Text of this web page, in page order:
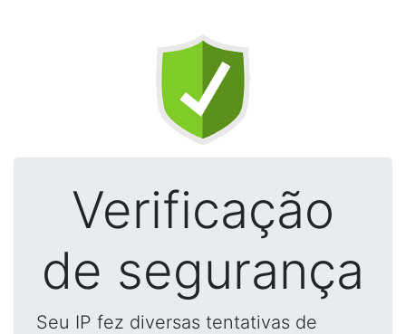
Verificação
de segurança
Seu IP fez diversas tentativas de